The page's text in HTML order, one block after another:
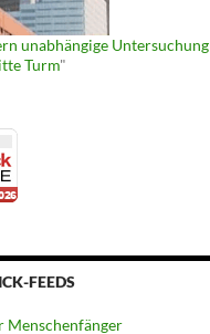
unabhängige Untersuchung
Turm"
FEEDS
Menschenfänger